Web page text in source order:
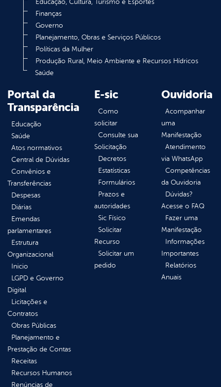
Educação, Cultura, Turismo e Esportes
Finanças
Governo
Planejamento, Obras e Serviços Públicos
Políticas da Mulher
Produção Rural, Meio Ambiente e Recursos Hídricos
Saúde
Portal da
Transparência
Educação
Saúde
Atos normativos
Central de Dúvidas
Convênios e
Transferências
Despesas
Diárias
Emendas
parlamentares
Estrutura
Organizacional
Inicio
LGPD e Governo
Digital
Licitações e
Contratos
Obras Públicas
Planejamento e
Prestação de Contas
Receitas
Recursos Humanos
Renúncias de
E-sic
Como
solicitar
Consulte sua
Solicitação
Decretos
Estatísticas
Formulários
Prazos e
autoridades
Sic Físico
Solicitar
Recurso
Solicitar um
pedido
Ouvidoria
Acompanhar
uma
Manifestação
Atendimento
via WhatsApp
Competências
da Ouvidoria
Dúvidas?
Acesse o FAQ
Fazer uma
Manifestação
Informações
Importantes
Relatórios
Anuais